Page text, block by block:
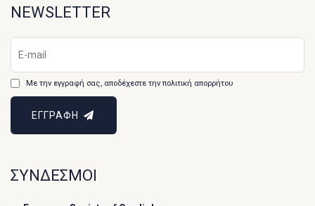
NEWSLETTER
Με την εγγραφή σας, αποδέχεστε την πολιτική απορρήτου
ΕΓΓΡΑΦΗ
ΣΥΝΔΕΣΜΟΙ